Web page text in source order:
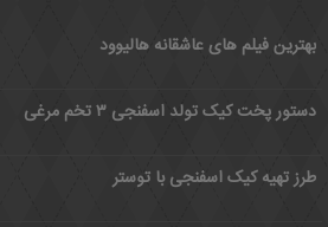
بهترین فیلم های عاشقانه هالیوود
دستور پخت کیک تولد اسفنجی ۳ تخم مرغی
طرز تهیه کیک اسفنجی با توستر